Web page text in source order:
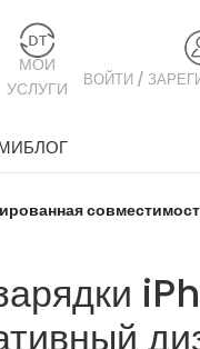
МОИ
УСЛУГИ
ВОЙТИ /
БЛОГ